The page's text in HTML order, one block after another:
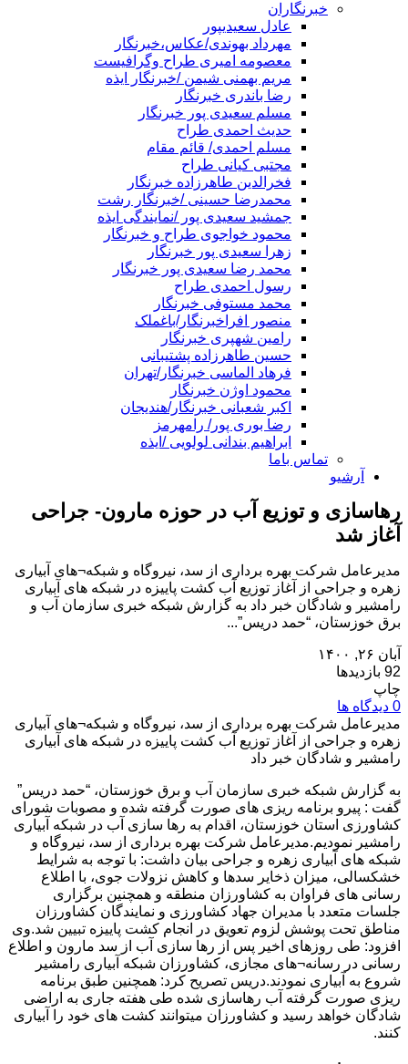
خبرنگاران
عادل سعیدیپور
مهرداد بهوندی/عکاس،خبرنگار
معصومه امیری طراح وگرافیست
مریم بهمنی شیمن /خبرنگار ایذه
رضا باندری خبرنگار
مسلم سعیدی پور خبرنگار
حدیث احمدی طراح
مسلم احمدی/ قائم مقام
مجتبی کیانی طراح
فخرالدین طاهرزاده خبرنگار
محمدرضا حسینی /خبرنگار رشت
جمشید سعیدی پور /نمایندگی ایذه
محمود خواجوی طراح و خبرنگار
زهرا سعیدی پور خبرنگار
محمد رضا سعیدی پور خبرنگار
رسول احمدی طراح
محمد مستوفی خبرنگار
منصور افراخبرنگار/باغملک
رامین شهپری خبرنگار
حسین طاهرزاده پشتیبانی
فرهاد الماسی خبرنگار/تهران
محمود اوژن خبرنگار
اکبر شعبانی خبرنگار/هندیجان
رضا بوری پور/ رامهرمز
ابراهیم بندانی لولویی /ایذه
تماس باما
آرشیو
رهاسازی و توزیع آب در حوزه مارون- جراحی
آغاز شد
مدیرعامل شرکت بهره برداری از سد، نیروگاه و شبکه¬های آبیاری
زهره و جراحی از آغاز توزیع آب کشت پاییزه در شبکه های آبیاری
رامشیر و شادگان خبر داد به گزارش شبکه خبری سازمان آب و
برق خوزستان، “حمد دریس”...
آبان ۲۶, ۱۴۰۰
92 بازدیدها
چاپ
0 دیدگاه ها
مدیرعامل شرکت بهره برداری از سد، نیروگاه و شبکه¬های آبیاری
زهره و جراحی از آغاز توزیع آب کشت پاییزه در شبکه های آبیاری
رامشیر و شادگان خبر داد
به گزارش شبکه خبری سازمان آب و برق خوزستان، “حمد دریس”
گفت : پیرو برنامه ریزی های صورت گرفته شده و مصوبات شورای
کشاورزی استان خوزستان، اقدام به رها سازی آب در شبکه آبیاری
رامشیر نمودیم.مدیرعامل شرکت بهره برداری از سد، نیروگاه و
شبکه های آبیاری زهره و جراحی بیان داشت: با توجه به شرایط
خشکسالی، میزان ذخایر سدها و کاهش نزولات جوی، با اطلاع
رسانی های فراوان به کشاورزان منطقه و همچنین برگزاری
جلسات متعدد با مدیران جهاد کشاورزی و نمایندگان کشاورزان
مناطق تحت پوشش لزوم تعویق در انجام کشت پاییزه تبیین شد.وی
افزود: طی روزهای اخیر پس از رها سازی آب از سد مارون و اطلاع
رسانی در رسانه¬های مجازی، کشاورزان شبکه آبیاری رامشیر
شروع به آبیاری نمودند.دریس تصریح کرد: همچنین طبق برنامه
ریزی صورت گرفته آب رهاسازی شده طی هفته جاری به اراضی
شادگان خواهد رسید و کشاورزان میتوانند کشت های خود را آبیاری
کنند.